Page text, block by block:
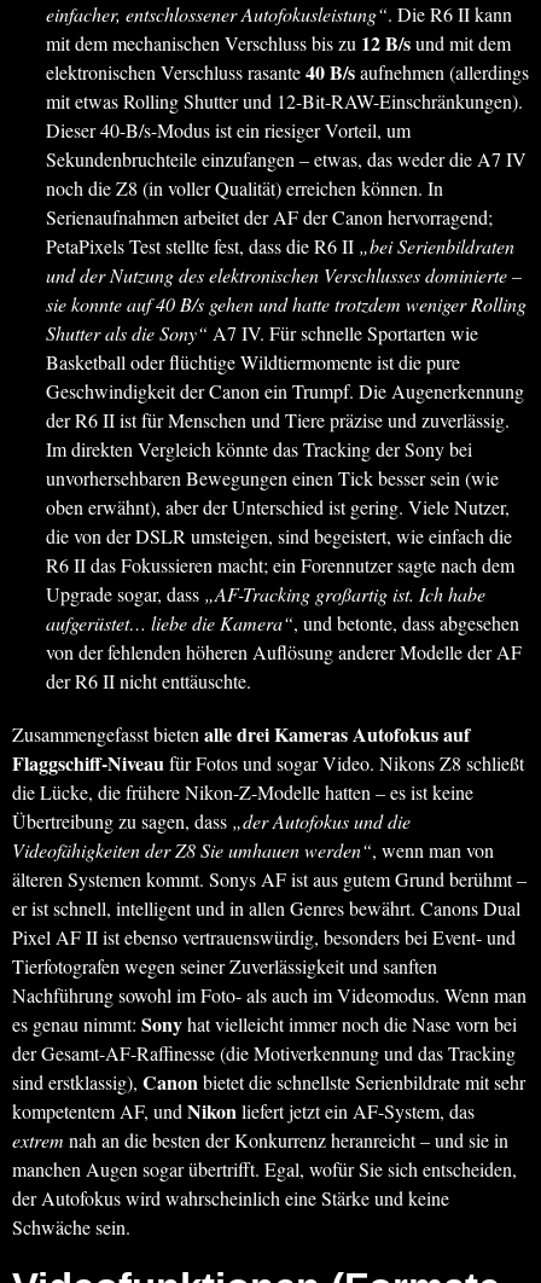
einfacher, entschlossener Autofokusleistung“. Die R6 II kann
mit dem mechanischen Verschluss bis zu 12 B/sund mit dem
elektronischen Verschluss rasante40 B/saufnehmen (allerdings
mit etwas Rolling Shutter und 12-Bit-RAW-Einschränkungen).
Dieser 40-B/s-Modus ist ein riesiger Vorteil, um
Sekundenbruchteile einzufangen – etwas, das weder die A7 IV
noch die Z8 (in voller Qualität) erreichen können. In
Serienaufnahmen arbeitet der AF der Canon hervorragend;
PetaPixels Test stellte fest, dass die R6 II „bei Serienbildraten
und der Nutzung des elektronischen Verschlusses dominierte –
sie konnte auf 40 B/s gehen und hatte trotzdem weniger Rolling
Shutter als die Sony“ A7 IV. Für schnelle Sportarten wie
Basketball oder flüchtige Wildtiermomente ist die pure
Geschwindigkeit der Canon ein Trumpf. Die Augenerkennung
der R6 II ist für Menschen und Tiere präzise und zuverlässig.
Im direkten Vergleich könnte das Tracking der Sony bei
unvorhersehbaren Bewegungen einen Tick besser sein (wie
oben erwähnt), aber der Unterschied ist gering. Viele Nutzer,
die von der DSLR umsteigen, sind begeistert, wie einfach die
R6 II das Fokussieren macht; ein Forennutzer sagte nach dem
Upgrade sogar, dass „AF-Tracking großartig ist. Ich habe
aufgerüstet… liebe die Kamera“, und betonte, dass abgesehen
von der fehlenden höheren Auflösung anderer Modelle der AF
der R6 II nicht enttäuschte.
Zusammengefasst bietenalle drei Kameras Autofokus auf
Flaggschiff-Niveaufür Fotos und sogar Video. Nikons Z8 schließt
die Lücke, die frühere Nikon-Z-Modelle hatten – es ist keine
Übertreibung zu sagen, dass „der Autofokus und die
Videofähigkeiten der Z8 Sie umhauen werden“, wenn man von
älteren Systemen kommt. Sonys AF ist aus gutem Grund berühmt –
er ist schnell, intelligent und in allen Genres bewährt. Canons Dual
Pixel AF II ist ebenso vertrauenswürdig, besonders bei Event- und
Tierfotografen wegen seiner Zuverlässigkeit und sanften
Nachführung sowohl im Foto- als auch im Videomodus. Wenn man
es genau nimmt: Sonyhat vielleicht immer noch die Nase vorn bei
der Gesamt-AF-Raffinesse (die Motiverkennung und das Tracking
sind erstklassig), Canonbietet die schnellste Serienbildrate mit sehr
kompetentem AF, undNikonliefert jetzt ein AF-System, das
extrem nah an die besten der Konkurrenz heranreicht – und sie in
manchen Augen sogar übertrifft. Egal, wofür Sie sich entscheiden,
der Autofokus wird wahrscheinlich eine Stärke und keine
Schwäche sein.